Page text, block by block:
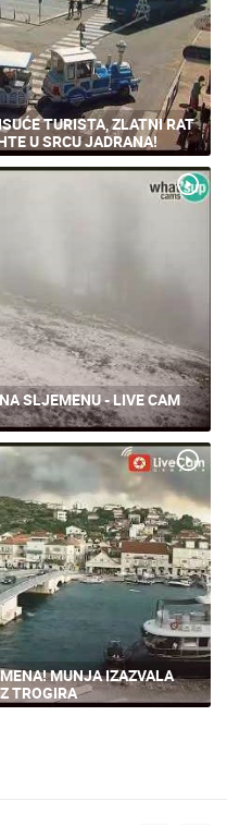
TURISTA, ZLATNI RAT
U SRCU JADRANA!
SLJEMENU - LIVE CAM
MUNJA IZAZVALA
TROGIRA